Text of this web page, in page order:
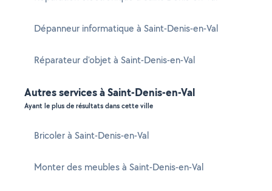
Dépanneur informatique à Saint-Denis-en-Val
Réparateur d'objet à Saint-Denis-en-Val
Autres services à Saint-Denis-en-Val
Ayant le plus de résultats dans cette ville
Bricoler à Saint-Denis-en-Val
Monter des meubles à Saint-Denis-en-Val